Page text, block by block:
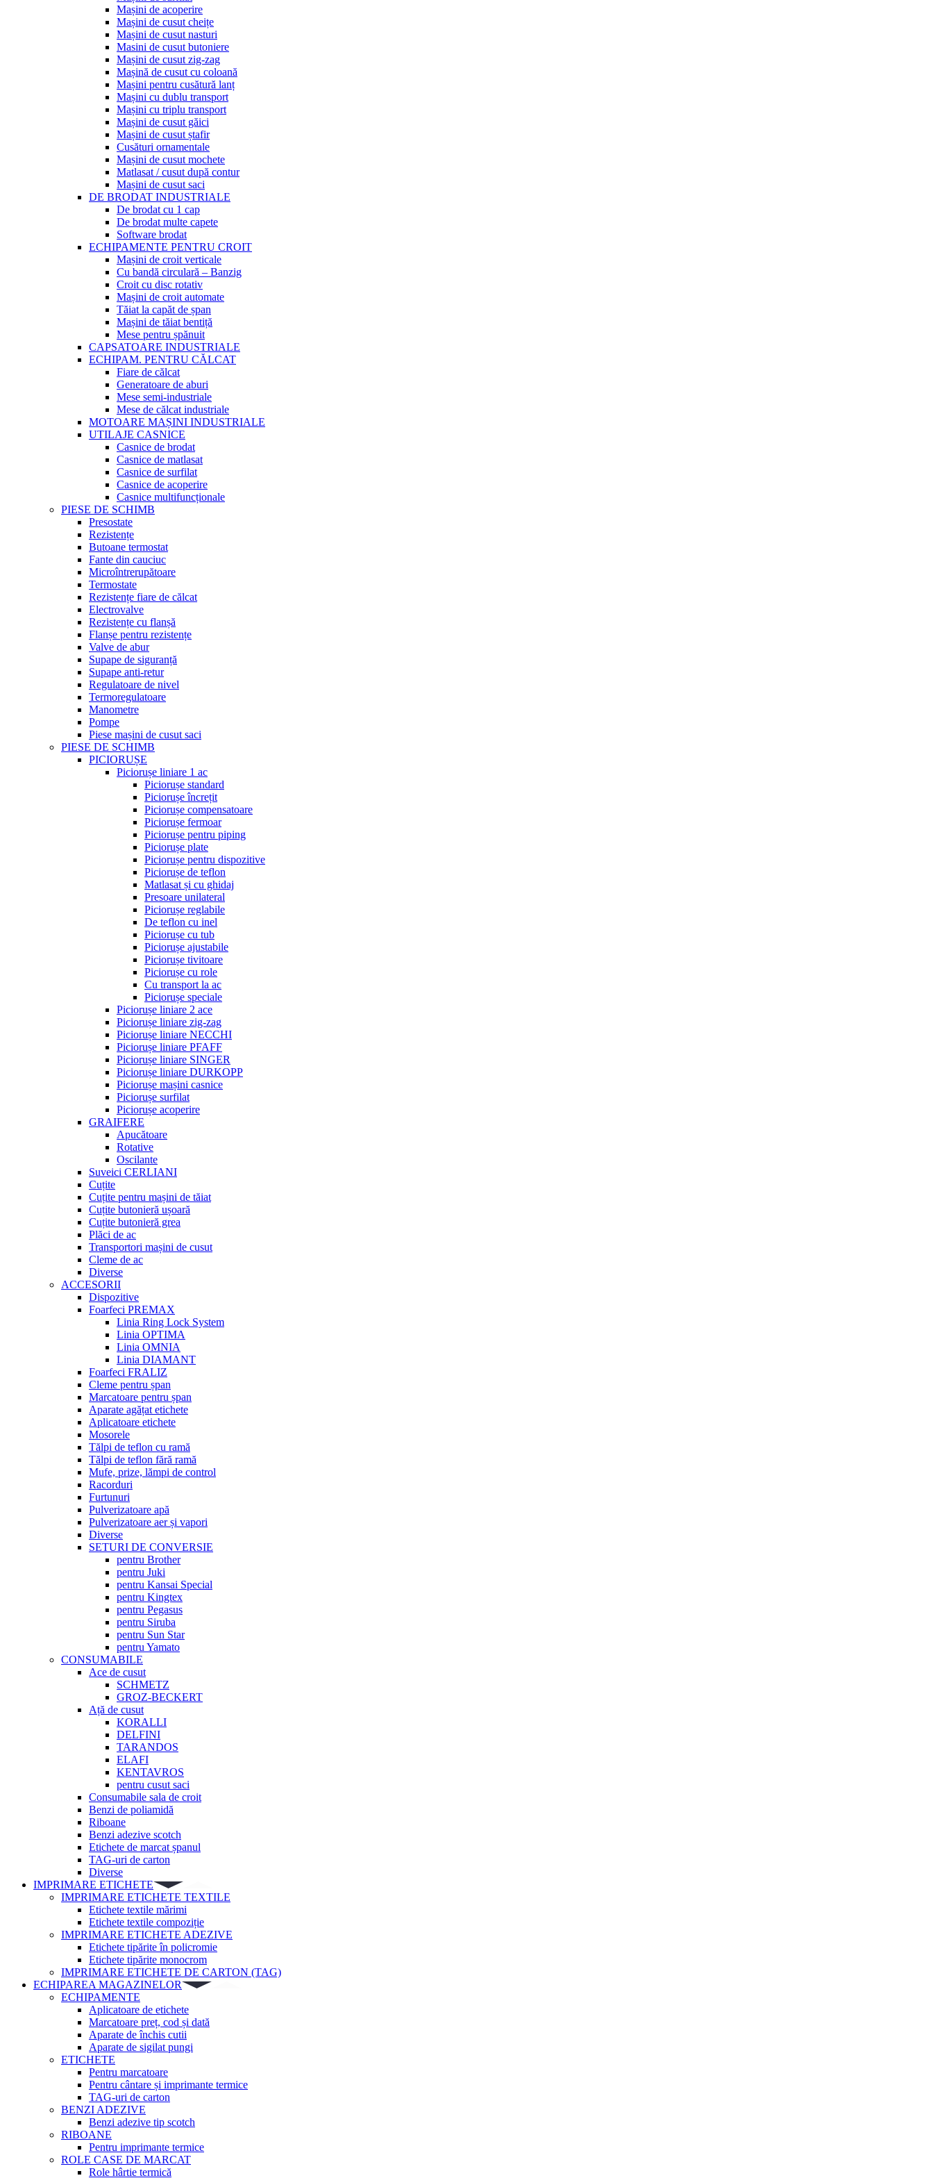
Mașini de acoperire
Mașini de cusut cheițe
Mașini de cusut nasturi
Masini de cusut butoniere
Mașini de cusut zig-zag
Mașină de cusut cu coloană
Mașini pentru cusătură lanț
Mașini cu dublu transport
Mașini cu triplu transport
Mașini de cusut găici
Mașini de cusut ștafir
Cusături ornamentale
Mașini de cusut mochete
Matlasat / cusut după contur
Mașini de cusut saci
DE BRODAT INDUSTRIALE
De brodat cu 1 cap
De brodat multe capete
Software brodat
ECHIPAMENTE PENTRU CROIT
Mașini de croit verticale
Cu bandă circulară – Banzig
Croit cu disc rotativ
Mașini de croit automate
Tăiat la capăt de șpan
Mașini de tăiat bentiță
Mese pentru șpănuit
CAPSATOARE INDUSTRIALE
ECHIPAM. PENTRU CĂLCAT
Fiare de călcat
Generatoare de aburi
Mese semi-industriale
Mese de călcat industriale
MOTOARE MAȘINI INDUSTRIALE
UTILAJE CASNICE
Casnice de brodat
Casnice de matlasat
Casnice de surfilat
Casnice de acoperire
Casnice multifuncționale
PIESE DE SCHIMB
Presostate
Rezistențe
Butoane termostat
Fante din cauciuc
Microîntrerupătoare
Termostate
Rezistențe fiare de călcat
Electrovalve
Rezistențe cu flanșă
Flanșe pentru rezistențe
Valve de abur
Supape de siguranță
Supape anti-retur
Regulatoare de nivel
Termoregulatoare
Manometre
Pompe
Piese mașini de cusut saci
PIESE DE SCHIMB
PICIORUȘE
Piciorușe liniare 1 ac
Piciorușe standard
Piciorușe încrețit
Piciorușe compensatoare
Piciorușe fermoar
Piciorușe pentru piping
Piciorușe plate
Piciorușe pentru dispozitive
Piciorușe de teflon
Matlasat și cu ghidaj
Presoare unilateral
Piciorușe reglabile
De teflon cu inel
Piciorușe cu tub
Piciorușe ajustabile
Piciorușe tivitoare
Piciorușe cu role
Cu transport la ac
Piciorușe speciale
Piciorușe liniare 2 ace
Piciorușe liniare zig-zag
Piciorușe liniare NECCHI
Piciorușe liniare PFAFF
Piciorușe liniare SINGER
Piciorușe liniare DURKOPP
Piciorușe mașini casnice
Piciorușe surfilat
Piciorușe acoperire
GRAIFERE
Apucătoare
Rotative
Oscilante
Suveici CERLIANI
Cuțite
Cuțite pentru mașini de tăiat
Cuțite butonieră ușoară
Cuțite butonieră grea
Plăci de ac
Transportori mașini de cusut
Cleme de ac
Diverse
ACCESORII
Dispozitive
Foarfeci PREMAX
Linia Ring Lock System
Linia OPTIMA
Linia OMNIA
Linia DIAMANT
Foarfeci FRALIZ
Cleme pentru șpan
Marcatoare pentru șpan
Aparate agățat etichete
Aplicatoare etichete
Mosorele
Tălpi de teflon cu ramă
Tălpi de teflon fără ramă
Mufe, prize, lămpi de control
Racorduri
Furtunuri
Pulverizatoare apă
Pulverizatoare aer și vapori
Diverse
SETURI DE CONVERSIE
pentru Brother
pentru Juki
pentru Kansai Special
pentru Kingtex
pentru Pegasus
pentru Siruba
pentru Sun Star
pentru Yamato
CONSUMABILE
Ace de cusut
SCHMETZ
GROZ-BECKERT
Ață de cusut
KORALLI
DELFINI
TARANDOS
ELAFI
KENTAVROS
pentru cusut saci
Consumabile sala de croit
Benzi de poliamidă
Riboane
Benzi adezive scotch
Etichete de marcat șpanul
TAG-uri de carton
Diverse
IMPRIMARE ETICHETE
IMPRIMARE ETICHETE TEXTILE
Etichete textile mărimi
Etichete textile compoziție
IMPRIMARE ETICHETE ADEZIVE
Etichete tipărite în policromie
Etichete tipărite monocrom
IMPRIMARE ETICHETE DE CARTON (TAG)
ECHIPAREA MAGAZINELOR
ECHIPAMENTE
Aplicatoare de etichete
Marcatoare preț, cod și dată
Aparate de închis cutii
Aparate de sigilat pungi
ETICHETE
Pentru marcatoare
Pentru cântare și imprimante termice
TAG-uri de carton
BENZI ADEZIVE
Benzi adezive tip scotch
RIBOANE
Pentru imprimante termice
ROLE CASE DE MARCAT
Role hârtie termică